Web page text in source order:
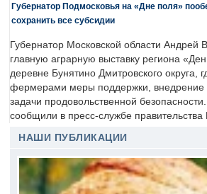
Губернатор Подмосковья на «Дне поля»
сохранить все субсидии
Губернатор Московской области Андрей
главную аграрную выставку региона
деревне Бунятино Дмитровского округа,
фермерами меры поддержки, внедрение
задачи продовольственной
сообщили в пресс-службе правительства
НАШИ ПУБЛИКАЦИИ